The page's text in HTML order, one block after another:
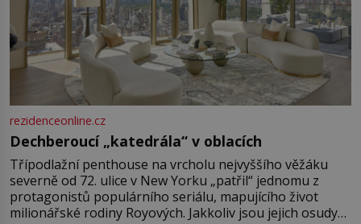
rezidenceonline.cz
Dechberoucí „katedrála“ v oblacích
Třípodlažní penthouse na vrcholu nejvyššího věžáku
severně od 72. ulice v New Yorku „patřil“ jednomu z
protagonistů populárního seriálu, mapujícího život
milionářské rodiny Royových. Jakkoliv jsou jejich osudy